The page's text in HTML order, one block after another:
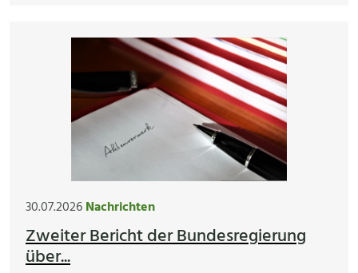
30.07.2026Nachrichten
Zweiter Bericht der Bundesregierung
über...